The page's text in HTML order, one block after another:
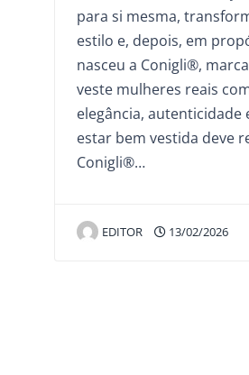
para si mesma,
estilo e, depois, em
nasceu a Conigli®,
veste mulheres reais
elegância,
estar bem vestida deve
Conigli®…
EDITOR 13/02/2026